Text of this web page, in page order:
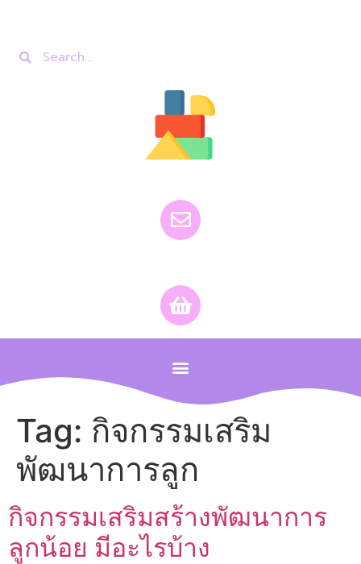
Tag: กิจกรรมเสริม
พัฒนาการลูก
กิจกรรมเสริมสร้างพัฒนาการ
ลูกน้อย มีอะไรบ้าง